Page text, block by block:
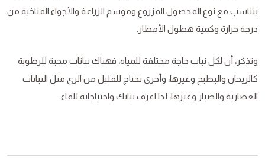
يتناسب مع نوع المحصول المزروع وموسم الزراعة والأجواء المناخية من
درجة حرارة وكمية هطول الأمطار.
وتذكر، أن لكل نبات حاجة مختلفة للمياه، فهناك نباتات محبة للرطوبة
كالريحان والبطيخ وغيرها، وأخرى تحتاج للقليل من الري مثل النباتات
العصارية والصبار وغيرها، لذا اعرف نباتك واحتياجاته للماء.